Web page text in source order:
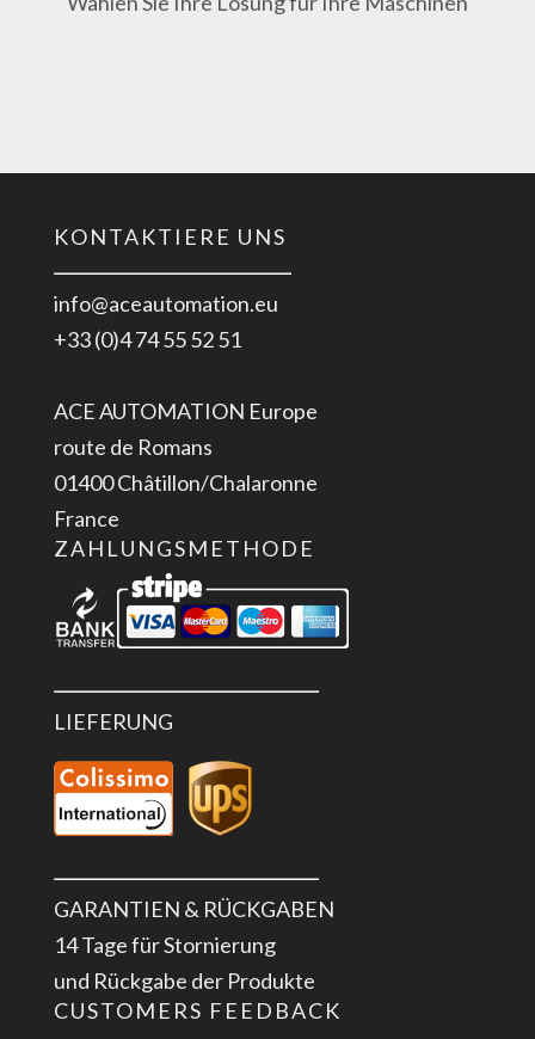
KONTAKTIERE UNS
info@aceautomation.eu
+33 (0)4 74 55 52 51
ACE AUTOMATION Europe
route de Romans
01400 Châtillon/Chalaronne
France
ZAHLUNGSMETHODE
LIEFERUNG
GARANTIEN & RÜCKGABEN
14 Tage für Stornierung
und Rückgabe der Produkte
CUSTOMERS FEEDBACK